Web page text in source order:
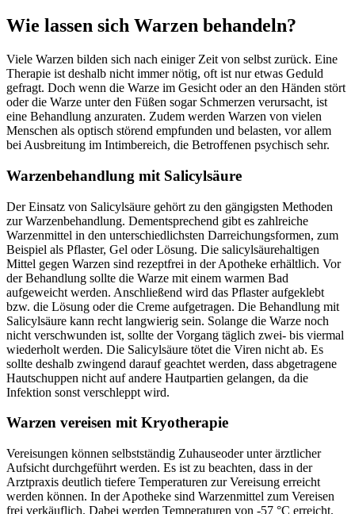
Wie lassen sich Warzen behandeln?
Viele Warzen bilden sich nach einiger Zeit von selbst zurück. Eine
Therapie ist deshalb nicht immer nötig, oft ist nur etwas Geduld
gefragt. Doch wenn die Warze im Gesicht oder an den Händen stört
oder die Warze unter den Füßen sogar Schmerzen verursacht, ist
eine Behandlung anzuraten. Zudem werden Warzen von vielen
Menschen als optisch störend empfunden und belasten, vor allem
bei Ausbreitung im Intimbereich, die Betroffenen psychisch sehr.
Warzenbehandlung mit Salicylsäure
Der Einsatz von Salicylsäure gehört zu den gängigsten Methoden
zur Warzenbehandlung. Dementsprechend gibt es zahlreiche
Warzenmittel in den unterschiedlichsten Darreichungsformen, zum
Beispiel als Pflaster, Gel oder Lösung. Die salicylsäurehaltigen
Mittel gegen Warzen sind rezeptfrei in der Apotheke erhältlich. Vor
der Behandlung sollte die Warze mit einem warmen Bad
aufgeweicht werden. Anschließend wird das Pflaster aufgeklebt
bzw. die Lösung oder die Creme aufgetragen. Die Behandlung mit
Salicylsäure kann recht langwierig sein. Solange die Warze noch
nicht verschwunden ist, sollte der Vorgang täglich zwei- bis viermal
wiederholt werden. Die Salicylsäure tötet die Viren nicht ab. Es
sollte deshalb zwingend darauf geachtet werden, dass abgetragene
Hautschuppen nicht auf andere Hautpartien gelangen, da die
Infektion sonst verschleppt wird.
Warzen vereisen mit Kryotherapie
Vereisungen können selbstständig Zuhauseoder unter ärztlicher
Aufsicht durchgeführt werden. Es ist zu beachten, dass in der
Arztpraxis deutlich tiefere Temperaturen zur Vereisung erreicht
werden können. In der Apotheke sind Warzenmittel zum Vereisen
frei verkäuflich. Dabei werden Temperaturen von -57 °C erreicht.